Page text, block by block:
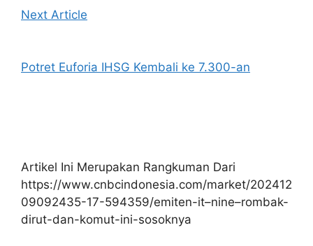
Next Article
Potret Euforia IHSG Kembali ke 7.300-an
Artikel Ini Merupakan Rangkuman Dari
https://www.cnbcindonesia.com/market/202412
09092435-17-594359/emiten-it–nine–rombak-
dirut-dan-komut-ini-sosoknya